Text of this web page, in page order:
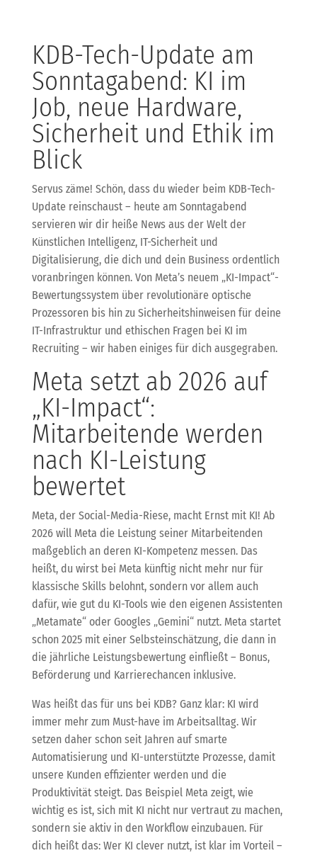
KDB-Tech-Update am
Sonntagabend: KI im
Job, neue Hardware,
Sicherheit und Ethik im
Blick
Servus zäme! Schön, dass du wieder beim KDB-Tech-
Update reinschaust – heute am Sonntagabend
servieren wir dir heiße News aus der Welt der
Künstlichen Intelligenz, IT-Sicherheit und
Digitalisierung, die dich und dein Business ordentlich
voranbringen können. Von Meta’s neuem „KI-Impact“-
Bewertungssystem über revolutionäre optische
Prozessoren bis hin zu Sicherheitshinweisen für deine
IT-Infrastruktur und ethischen Fragen bei KI im
Recruiting – wir haben einiges für dich ausgegraben.
Meta setzt ab 2026 auf
„KI-Impact“:
Mitarbeitende werden
nach KI-Leistung
bewertet
Meta, der Social-Media-Riese, macht Ernst mit KI! Ab
2026 will Meta die Leistung seiner Mitarbeitenden
maßgeblich an deren KI-Kompetenz messen. Das
heißt, du wirst bei Meta künftig nicht mehr nur für
klassische Skills belohnt, sondern vor allem auch
dafür, wie gut du KI-Tools wie den eigenen Assistenten
„Metamate“ oder Googles „Gemini“ nutzt. Meta startet
schon 2025 mit einer Selbsteinschätzung, die dann in
die jährliche Leistungsbewertung einfließt – Bonus,
Beförderung und Karrierechancen inklusive.
Was heißt das für uns bei KDB? Ganz klar: KI wird
immer mehr zum Must-have im Arbeitsalltag. Wir
setzen daher schon seit Jahren auf smarte
Automatisierung und KI-unterstützte Prozesse, damit
unsere Kunden effizienter werden und die
Produktivität steigt. Das Beispiel Meta zeigt, wie
wichtig es ist, sich mit KI nicht nur vertraut zu machen,
sondern sie aktiv in den Workflow einzubauen. Für
dich heißt das: Wer KI clever nutzt, ist klar im Vorteil –